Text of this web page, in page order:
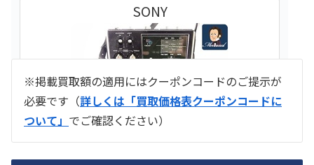
SONY
※掲載買取額の適用にはクーポンコードのご提示が
必要です（詳しくは「買取価格表クーポンコードに
ついて」 でご確認ください）